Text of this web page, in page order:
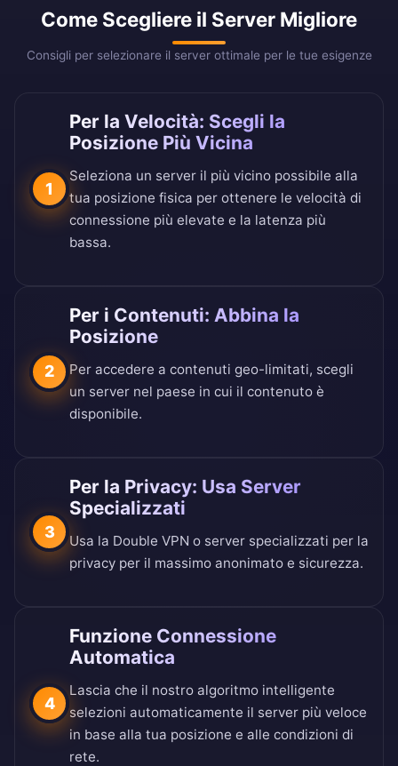
Come Scegliere il Server Migliore
Consigli per selezionare il server ottimale per le tue esigenze
1
Per la Velocità: Scegli la
Posizione Più Vicina
Seleziona un server il più vicino possibile alla
tua posizione fisica per ottenere le velocità di
connessione più elevate e la latenza più
bassa.
2
Per i Contenuti: Abbina la
Posizione
Per accedere a contenuti geo-limitati, scegli
un server nel paese in cui il contenuto è
disponibile.
3
Per la Privacy: Usa Server
Specializzati
Usa la Double VPN o server specializzati per la
privacy per il massimo anonimato e sicurezza.
4
Funzione Connessione
Automatica
Lascia che il nostro algoritmo intelligente
selezioni automaticamente il server più veloce
in base alla tua posizione e alle condizioni di
rete.